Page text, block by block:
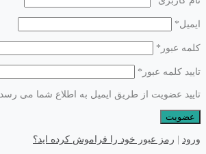
ایمیل*
کلمه عبور *
تایید کلمه عبور *
تایید عضویت از طریق ایمیل به اطلاع شما می رسد.
ورود رمز عبور خود را فراموش کرده اید؟